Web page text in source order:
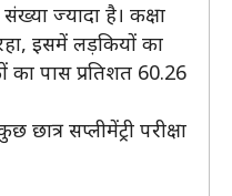
ज्यादा है। कक्षा
इसमें लड़कियों का
पास प्रतिशत 60.26
सप्लीमेंट्री परीक्षा